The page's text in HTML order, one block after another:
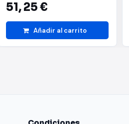
51,25 €
Añadir al carrito